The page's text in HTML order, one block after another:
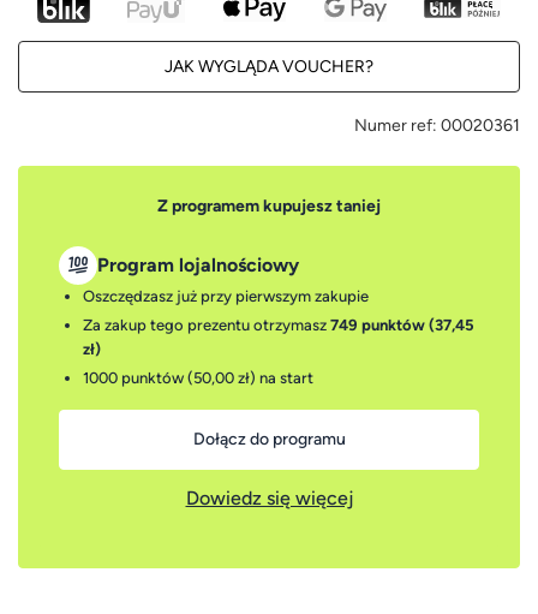
JAK WYGLĄDA VOUCHER?
Numer ref: 00020361
Z programem kupujesz taniej
Program lojalnościowy
Oszczędzasz już przy pierwszym zakupie
Za zakup tego prezentu otrzymasz 749 punktów (37,45
zł)
1000 punktów (50,00 zł) na start
Dołącz do programu
Dowiedz się więcej